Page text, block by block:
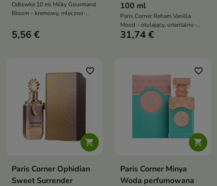
Odlewka 10 ml Milky Gourmand
Bloom – kremowy, mleczno-
nutami kakao, wanilii i tuberozy,
idealny na chłodniejsze
5,56 €
100 ml
Paris Corner Reham Vanilla
Mood – otulający, orientalno-
waniliowy unisex: ambrette i
31,74 €

favorite_border
Paris Corner Ophidian
Sweet Surrender

favorite_border
Paris Corner Minya
Woda perfumowana